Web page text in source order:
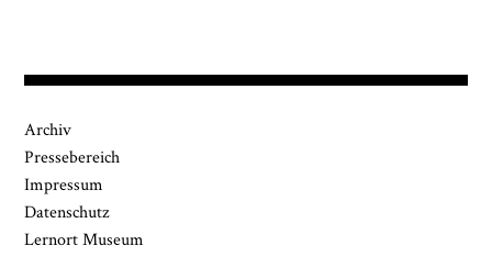
Archiv
Pressebereich
Impressum
Datenschutz
Lernort Museum